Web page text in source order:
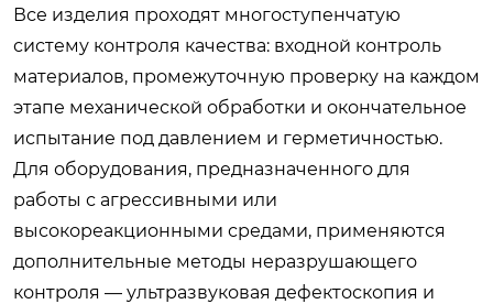
Все изделия проходят многоступенчатую
систему контроля качества: входной контроль
материалов, промежуточную проверку на каждом
этапе механической обработки и окончательное
испытание под давлением и герметичностью.
Для оборудования, предназначенного для
работы с агрессивными или
высокореакционными средами, применяются
дополнительные методы неразрушающего
контроля — ультразвуковая дефектоскопия и